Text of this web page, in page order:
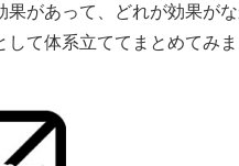
果があって、どれが効果がな
して体系立ててまとめてみま